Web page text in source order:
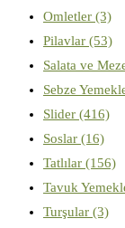
Omletler (3)
Pilavlar (53)
Salata ve
Sebze
Slider (416)
Soslar (16)
Tatlılar (156)
Tavuk
Turşular (3)